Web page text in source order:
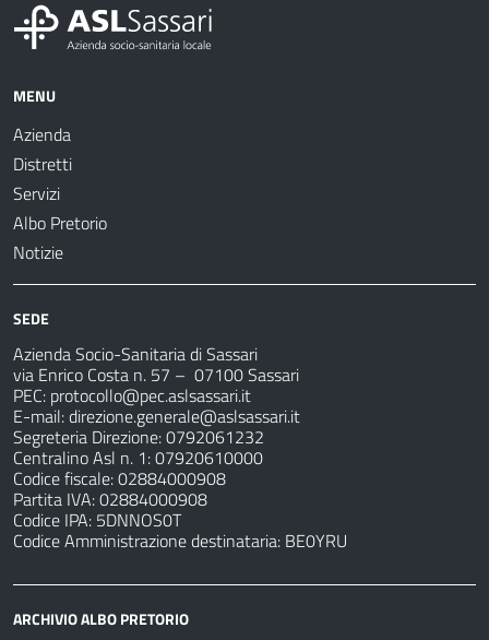
MENU
Azienda
Distretti
Servizi
Albo Pretorio
Notizie
SEDE
Azienda Socio-Sanitaria di Sassari
via Enrico Costa n. 57 – 07100 Sassari
PEC: protocollo@pec.aslsassari.it
E-mail:direzione.generale@aslsassari.it
Segreteria Direzione: 0792061232
Centralino Asl n. 1: 07920610000
Codice fiscale: 02884000908
Partita IVA: 02884000908
Codice IPA: 5DNNOS0T
Codice Amministrazione destinataria: BE0YRU
ARCHIVIO ALBO PRETORIO